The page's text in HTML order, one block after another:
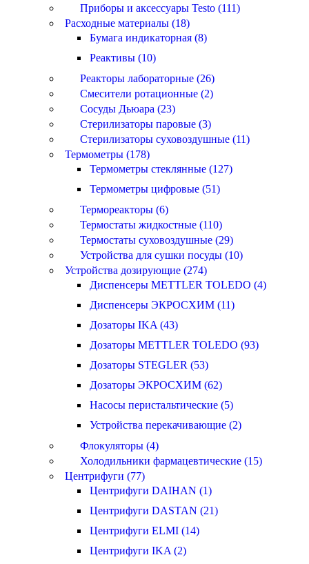
Приборы и аксессуары Testo (111)
Расходные материалы (18)
Бумага индикаторная (8)
Реактивы (10)
Реакторы лабораторные (26)
Смесители ротационные (2)
Сосуды Дьюара (23)
Стерилизаторы паровые (3)
Стерилизаторы суховоздушные (11)
Термометры (178)
Термометры стеклянные (127)
Термометры цифровые (51)
Термореакторы (6)
Термостаты жидкостные (110)
Термостаты суховоздушные (29)
Устройства для сушки посуды (10)
Устройства дозирующие (274)
Диспенсеры METTLER TOLEDO (4)
Диспенсеры ЭКРОСХИМ (11)
Дозаторы IKA (43)
Дозаторы METTLER TOLEDO (93)
Дозаторы STEGLER (53)
Дозаторы ЭКРОСХИМ (62)
Насосы перистальтические (5)
Устройства перекачивающие (2)
Флокуляторы (4)
Холодильники фармацевтические (15)
Центрифуги (77)
Центрифуги DAIHAN (1)
Центрифуги DASTAN (21)
Центрифуги ELMI (14)
Центрифуги IKA (2)